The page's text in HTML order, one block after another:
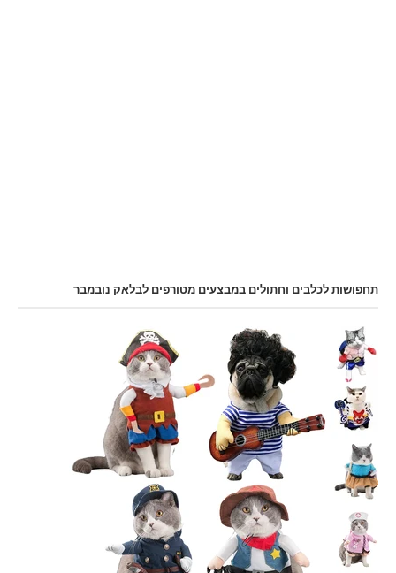
תחפושות לכלבים וחתולים במבצעים מטורפים לבלאק נובמבר